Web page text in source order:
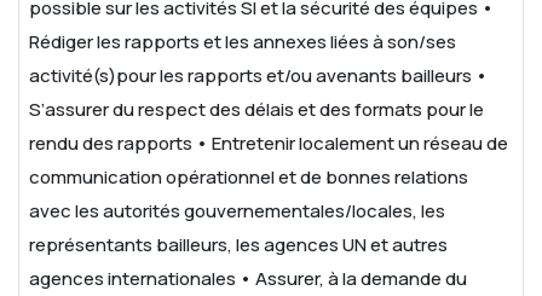
possible sur les activités SI et la sécurité des équipes •
Rédiger les rapports et les annexes liées à son/ses
activité(s)pour les rapports et/ou avenants bailleurs •
S’assurer du respect des délais et des formats pour le
rendu des rapports • Entretenir localement un réseau de
communication opérationnel et de bonnes relations
avec les autorités gouvernementales/locales, les
représentants bailleurs, les agences UN et autres
agences internationales • Assurer, à la demande du